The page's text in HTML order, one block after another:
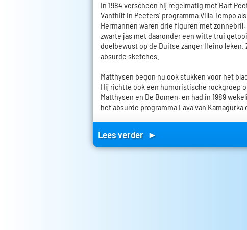
In 1984 verscheen hij regelmatig met Bart
Vanthilt in Peeters' programma Villa Tempo
Hermannen waren drie figuren met
zwarte jas met daaronder een witte trui
doelbewust op de Duitse zanger Heino leken.
absurde sketches.
Matthysen begon nu ook stukken voor het
Hij richtte ook een humoristische rockgroep
Matthysen en De Bomen, en had in 1989
het absurde programma Lava van Kamagurka
Lees verder ►